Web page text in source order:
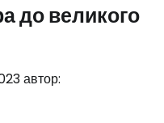
до великого
автор: